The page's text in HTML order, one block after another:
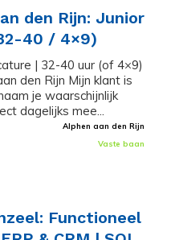
den Rijn: Junior
40 / 4×9)
| 32-40 uur (of 4×9)
den Rijn Mijn klant is
je waarschijnlijk
dagelijks mee...
Alphen aan den Rijn
Vaste baan
Functioneel